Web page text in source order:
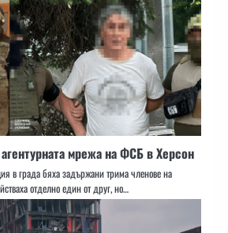
мрежа на ФСБ в Херсон
в града бяха задържани трима членове на
отделно един от друг, но…